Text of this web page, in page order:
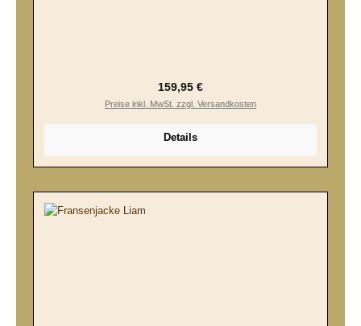
Regulärer Preis:
159,95 €
Preise inkl. MwSt. zzgl. Versandkosten
Details